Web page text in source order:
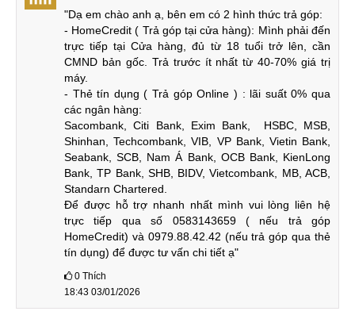
Màn hình hiển thị xuất sắc & Camera Leica 50MP (ảnh rò rỉ)
Màn hình này có tốc độ làm mới 120Hz và sử dụng công
nghệ LTPO để tiết kiệm điện năng và mang lại trải nghiệm
Xiaomi 16 Pro Max tích hợp ba camera sau đều là 50MP,
bao gồm một camera chính, một camera góc siêu rộng và
một camera tele tiềm vọng. Nhờ tối ưu hóa phần mềm, kết
hợp với ống kính Leica và thuật toán AI của Xiaomi, người
dùng có thể dễ dàng chụp ảnh chất lượng cao và thực hiện
hậu kỳ dễ dàng.
Pin lớn 7500mAh & Sạc nhanh 90W
Xiaomi 16 Pro Max được trang bị viên pin 7500mAh và sử
dụng công nghệ Si/C mới nhất. Điều này giúp thời lượng
"Dạ em chào anh ạ, bên em có 2 hình thức trả góp:
- HomeCredit ( Trả góp tại cửa hàng): Mình phải đến
trực tiếp tại Cửa hàng, đủ từ 18 tuổi trở lên, cần
CMND bản gốc. Trả trước ít nhất từ 40-70% giá trị
máy.
- Thẻ tín dụng ( Trả góp Online ) : lãi suất 0% qua
các ngân hàng:
Sacombank, Citi Bank, Exim Bank,  HSBC, MSB,
Shinhan, Techcombank, VIB, VP Bank, Vietin Bank,
Seabank, SCB, Nam Á Bank, OCB Bank, KienLong
Bank, TP Bank, SHB, BIDV, Vietcombank, MB, ACB,
Standarn Chartered.
Để được hỗ trợ nhanh nhất mình vui lòng liên hệ
trực tiếp qua số 0583143659 ( nếu trả góp
HomeCredit) và 0979.88.42.42 (nếu trả góp qua thẻ
tín dụng) để được tư vấn chi tiết ạ"
0 Thích
18:43 03/01/2026